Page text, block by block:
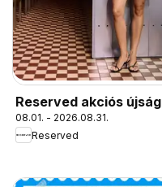
Reserved akciós újság
08.01. - 2026.08.31.
Reserved